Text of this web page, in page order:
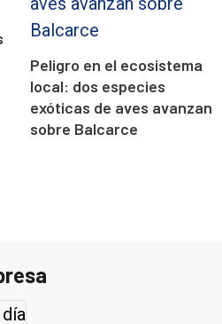
Peligro en el ecosistema
local: dos especies
exóticas de aves avanzan
sobre Balcarce